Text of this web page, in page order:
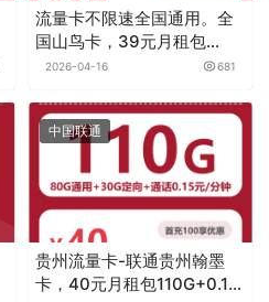
流量卡不限速全国通用。全
国山鸟卡，39元月租包
185G+100分钟
2026-04-16 681
中国联通
贵州流量卡-联通贵州翰墨
卡，40元月租包110G+0.15